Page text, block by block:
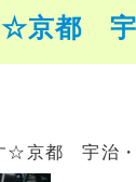
京都 宇
☆京都 宇治